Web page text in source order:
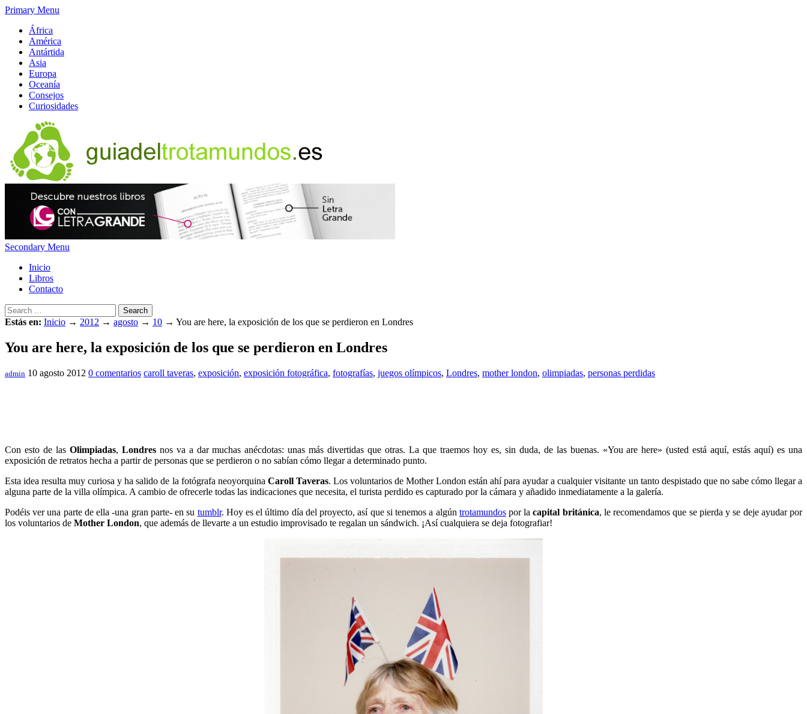
Primary Menu
África
América
Antártida
Asia
Europa
Oceanía
Consejos
Curiosidades
Secondary Menu
Inicio
Libros
Contacto
Search
Estás en: Inicio → 2012 → agosto → 10 → You are here, la exposición de los que se perdieron en Londres
You are here, la exposición de los que se perdieron en Londres
admin 10 agosto 2012 0 comentarios caroll taveras, exposición, exposición fotográfica, fotografías, juegos olímpicos, Londres, mother london, olimpiadas, personas perdidas
Con esto de las Olimpiadas, Londresnos va a dar muchas anécdotas: unas más divertidas que otras. La que traemos hoy es, sin duda, de las buenas. «You are here» (usted está aquí, estás aquí) es una
exposición de retratos hecha a partir de personas que se perdieron o no sabían cómo llegar a determinado punto.
Esta idea resulta muy curiosa y ha salido de la fotógrafa neoyorquina Caroll Taveras. Los voluntarios de Mother London están ahí para ayudar a cualquier visitante un tanto despistado que no sabe cómo llegar a
alguna parte de la villa olímpica. A cambio de ofrecerle todas las indicaciones que necesita, el turista perdido es capturado por la cámara y añadido inmediatamente a la galería.
Podéis ver una parte de ella -una gran parte- en su tumblr. Hoy es el último día del proyecto, así que si tenemos a algún trotamundospor lacapital británica, le recomendamos que se pierda y se deje ayudar por
los voluntarios de Mother London, que además de llevarte a un estudio improvisado te regalan un sándwich. ¡Así cualquiera se deja fotografiar!